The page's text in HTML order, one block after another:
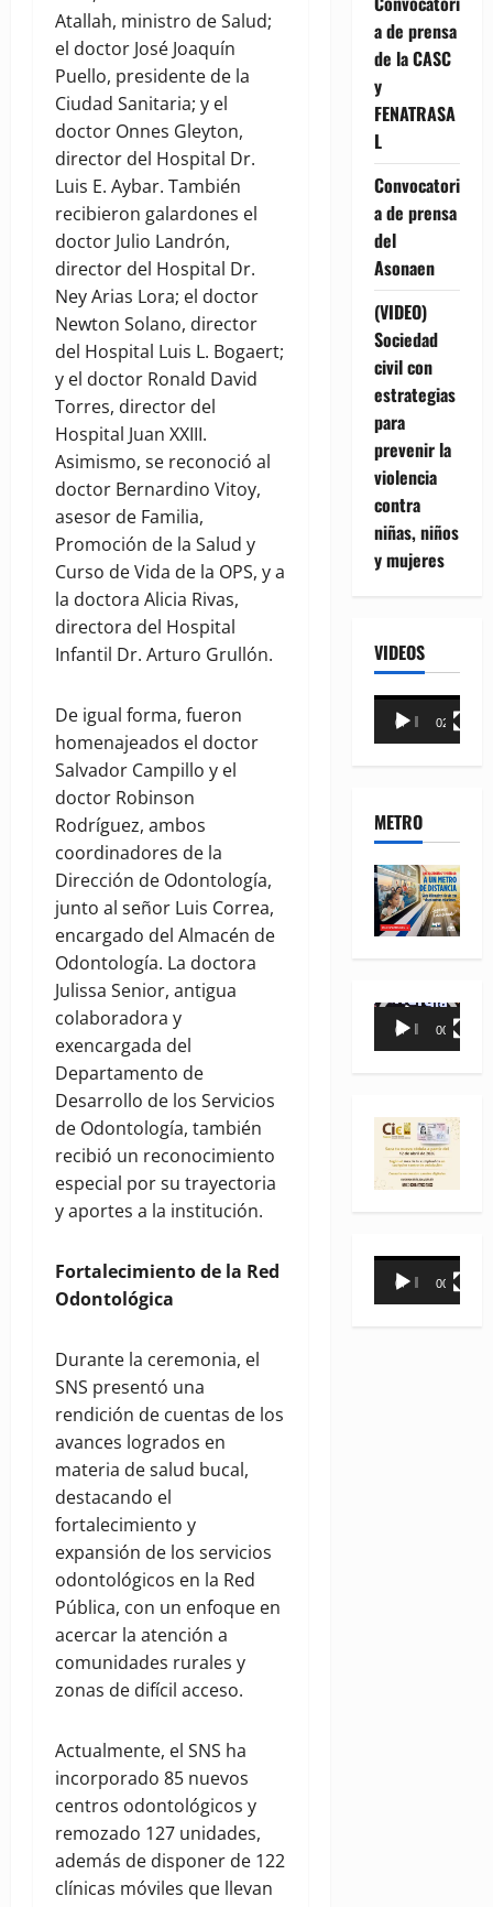
Atallah, ministro de Salud;
el doctor José Joaquín
Puello, presidente de la
Ciudad Sanitaria; y el
doctor Onnes Gleyton,
director del Hospital Dr.
Luis E. Aybar. También
recibieron galardones el
doctor Julio Landrón,
director del Hospital Dr.
Ney Arias Lora; el doctor
Newton Solano, director
del Hospital Luis L. Bogaert;
y el doctor Ronald David
Torres, director del
Hospital Juan XXIII.
Asimismo, se reconoció al
doctor Bernardino Vitoy,
asesor de Familia,
Promoción de la Salud y
Curso de Vida de la OPS, y a
la doctora Alicia Rivas,
directora del Hospital
Infantil Dr. Arturo Grullón.
De igual forma, fueron
homenajeados el doctor
Salvador Campillo y el
doctor Robinson
Rodríguez, ambos
coordinadores de la
Dirección de Odontología,
junto al señor Luis Correa,
encargado del Almacén de
Odontología. La doctora
Julissa Senior, antigua
colaboradora y
exencargada del
Departamento de
Desarrollo de los Servicios
de Odontología, también
recibió un reconocimiento
especial por su trayectoria
y aportes a la institución.
Fortalecimiento de la Red
Odontológica
Durante la ceremonia, el
SNS presentó una
rendición de cuentas de los
avances logrados en
materia de salud bucal,
destacando el
fortalecimiento y
expansión de los servicios
odontológicos en la Red
Pública, con un enfoque en
acercar la atención a
comunidades rurales y
zonas de difícil acceso.
Actualmente, el SNS ha
incorporado 85 nuevos
centros odontológicos y
remozado 127 unidades,
además de disponer de 122
clínicas móviles que llevan
a de prensa
de la CASC
y
FENATRASA
L
Convocatori
a de prensa
del
Asonaen
(VIDEO)
Sociedad
civil con
estrategias
para
prevenir la
violencia
contra
niñas, niños
y mujeres
VIDEOS
Reproductor
00:00 02:18
METRO
Reproductor
00:00 00:35
Reproductor
00:00 00:31